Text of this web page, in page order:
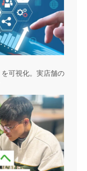
可視化。実店舗の